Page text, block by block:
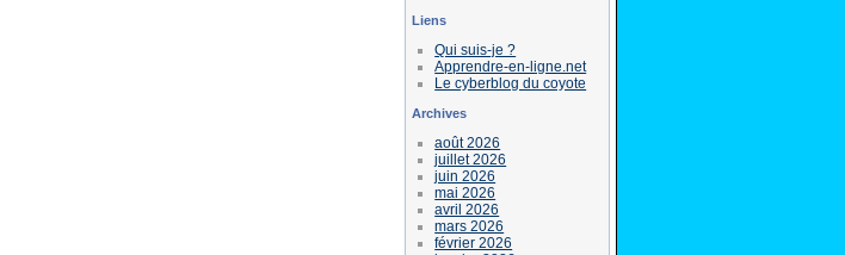
Liens
Qui suis-je ?
Apprendre-en-ligne.net
Le cyberblog du coyote
Archives
août 2026
juillet 2026
juin 2026
mai 2026
avril 2026
mars 2026
février 2026